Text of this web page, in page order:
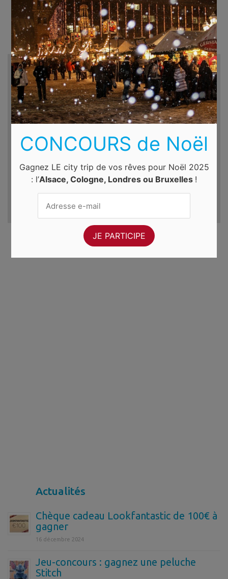
Recherche d'hôtels et autres...
Destination
dim. 9 août 2026 lun. 10 août 2026
Actualités
Chèque cadeau Lookfantastic de 100€ à
gagner
16 décembre 2024
Jeu-concours : gagnez une peluche
Stitch
CONCOURS de Noël
Gagnez LE city trip de vos rêves pour Noël 2025
: l’Alsace, Cologne, Londres ou Bruxelles !